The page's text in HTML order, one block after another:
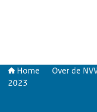
Home Over de
2023